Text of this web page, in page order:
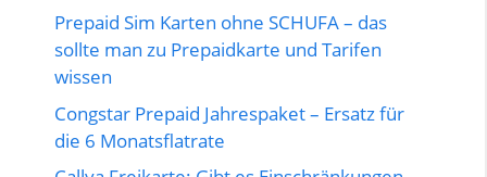
Prepaid Sim Karten ohne SCHUFA – das
sollte man zu Prepaidkarte und Tarifen
wissen
Congstar Prepaid Jahrespaket – Ersatz für
die 6 Monatsflatrate